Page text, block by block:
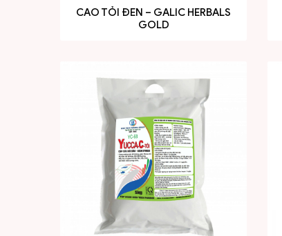
CAO TỎI ĐEN – GALIC HERBALS
GOLD